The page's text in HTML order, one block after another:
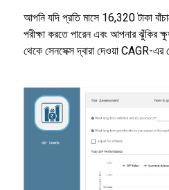
আপনি যদি প্রতি মাসে 16,320 টাকা
পরীক্ষা করতে পারেন এবং আপনার ঝুঁকির
থেকে সেনসেক্স দ্বারা দেওয়া CAGR-এর